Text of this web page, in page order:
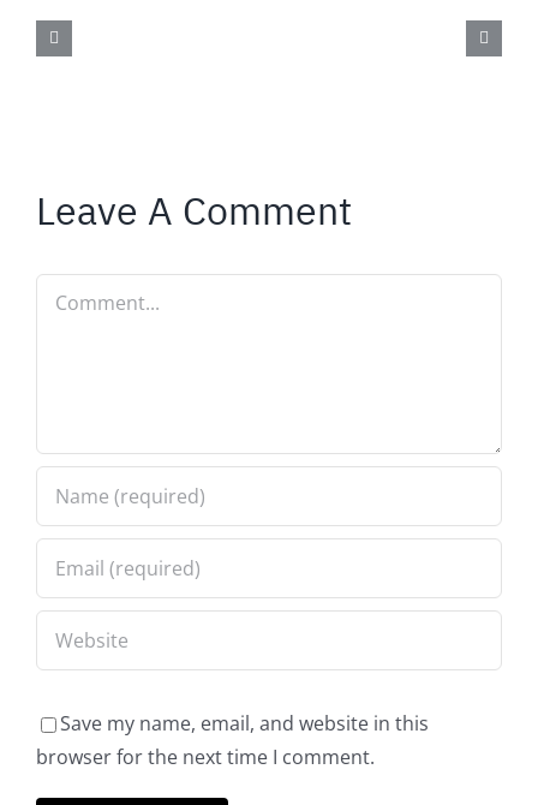
Leave A Comment
Comment
Save my name, email, and website in this
browser for the next time I comment.